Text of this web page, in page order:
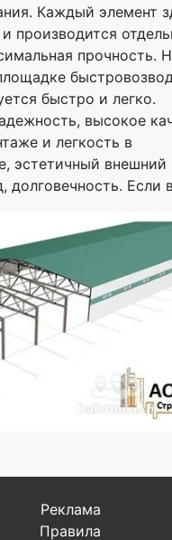
Каждый элемент
производится
прочность.
быстро и легко.
высокое
и легкость в
эстетичный внешний
долговечность. Если
Реклама
Правила